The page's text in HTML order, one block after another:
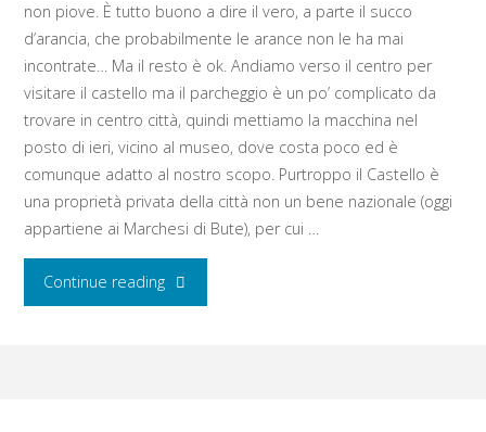
non piove. È tutto buono a dire il vero, a parte il succo
d’arancia, che probabilmente le arance non le ha mai
incontrate… Ma il resto è ok. Andiamo verso il centro per
visitare il castello ma il parcheggio è un po’ complicato da
trovare in centro città, quindi mettiamo la macchina nel
posto di ieri, vicino al museo, dove costa poco ed è
comunque adatto al nostro scopo. Purtroppo il Castello è
una proprietà privata della città non un bene nazionale (oggi
appartiene ai Marchesi di Bute), per cui …
Continue reading"Lunedì